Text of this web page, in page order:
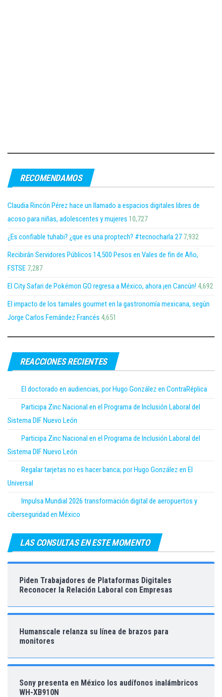
RECOMENDAMOS
Claudia Rincón Pérez hace un llamado a espacios digitales libres de
acoso para niñas, adolescentes y mujeres 10,727
¿Es confiable tuhabi? ¿que es una proptech? #tecnocharla 27 7,932
Recibirán Servidores Públicos 14,500 Pesos en Vales de fin de Año,
FSTSE 7,287
El City Safari de Pokémon GO regresa a México, ahora ¡en Cancún! 4,692
El impacto de los tamales gourmet en la gastronomía mexicana, según
Jorge Carlos Fernández Francés 4,651
REACCIONES RECIENTES
El doctorado en audiencias, por Hugo González en ContraRéplica
Participa Zinc Nacional en el Programa de Inclusión Laboral del
Sistema DIF Nuevo León
Participa Zinc Nacional en el Programa de Inclusión Laboral del
Sistema DIF Nuevo León
Regalar tarjetas no es hacer banca; por Hugo González en El
Universal
Impulsa Mundial 2026 transformación digital de aeropuertos y
ciberseguridad en México
LAS CONSULTAS EN ESTE MOMENTO
Piden Trabajadores de Plataformas Digitales
Reconocer la Relación Laboral con Empresas
Humanscale relanza su línea de brazos para
monitores
Sony presenta en México los audífonos inalámbricos
WH-XB910N